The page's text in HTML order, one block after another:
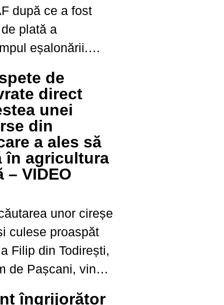
după ce a fost
plată a
eșalonării.
timp. ANAF a
și s-a ajuns...
de
direct
unei
din
a ales să
în agricultura
– VIDEO
unor cireșe
culese proaspăt
Filip din Todirești,
de Pașcani, vine
îngrijorător